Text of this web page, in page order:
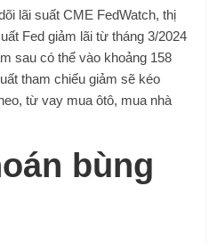
lãi suất CME FedWatch, thị
Fed giảm lãi từ tháng 3/2024
sau có thể vào khoảng 158
tham chiếu giảm sẽ kéo
từ vay mua ôtô, mua nhà
bùng